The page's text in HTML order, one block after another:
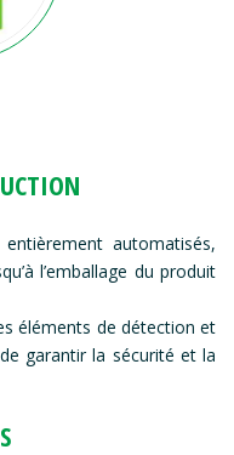
automatisés,
l’emballage du produit
éléments de détection et
garantir la sécurité et la